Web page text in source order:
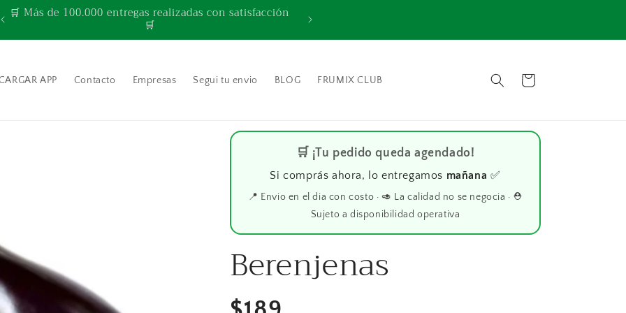
🛒 Más de 100.000 entregas realizadas con satisfacción
🛒
APP Contacto Empresas Segui tu envio BLOG FRUMIX CLUB Carrito
🛒 ¡Tu pedido queda agendado!
Si comprás ahora, lo entregamos mañana ✅
📍 Envio en el dia con costo · 🥑 La calidad no se negocia · ⛑️
Sujeto a disponibilidad operativa
Berenjenas